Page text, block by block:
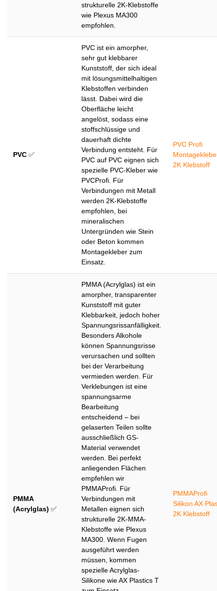
strukturelle 2K-Klebstoffe
wie Plexus MA300
empfohlen.
PVC ✅
PVC ist ein amorpher,
sehr gut klebbarer
Kunststoff, der sich ideal
mit lösungsmittelhaltigen
Klebstoffen verbinden
lässt. Dabei wird die
Oberfläche leicht
angelöst, sodass eine
stoffschlüssige und
dauerhaft dichte
Verbindung entsteht. Für
PVC auf PVC eignen sich
spezielle PVC-Kleber wie
PVCProfi. Für
Verbindungen mit Metall
werden 2K-Klebstoffe
empfohlen, bei
mineralischen
Untergründen wie Stein
oder Beton kommen
Montagekleber zum
Einsatz.
PVC Profi
2K Klebstoff
PMMA
(Acrylglas) ✅
PMMA (Acrylglas) ist ein
amorpher, transparenter
Kunststoff mit guter
Klebbarkeit, jedoch hoher
Spannungsrissanfälligkeit.
Besonders Alkohole
können Spannungsrisse
verursachen und sollten
bei der Verarbeitung
vermieden werden. Für
Verklebungen ist eine
spannungsarme
Bearbeitung
entscheidend – bei
gelaserten Teilen sollte
ausschließlich GS-
Material verwendet
werden. Bei perfekt
anliegenden Flächen
empfehlen wir
PMMAProfi. Für
Verbindungen mit
Metallen eignen sich
strukturelle 2K-MMA-
Klebstoffe wie Plexus
MA300. Wenn Fugen
ausgeführt werden
müssen, kommen
spezielle Acrylglas-
Silikone wie AX Plastics T
PMMAProfi
Silikon AX
2K Klebstoff